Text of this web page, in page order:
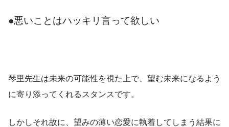
●悪いことはハッキリ言って欲しい
琴里先生は未来の可能性を視た上で、望む未来になるよう
に寄り添ってくれるスタンスです。
しかしそれ故に、望みの薄い恋愛に執着してしまう結果に